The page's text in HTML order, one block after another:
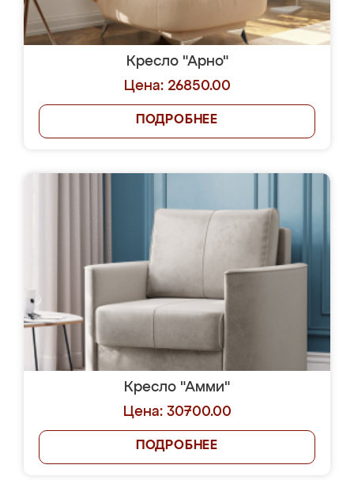
Кресло "Арно"
Цена: 26850.00
ПОДРОБНЕЕ
Кресло "Амми"
Цена: 30700.00
ПОДРОБНЕЕ